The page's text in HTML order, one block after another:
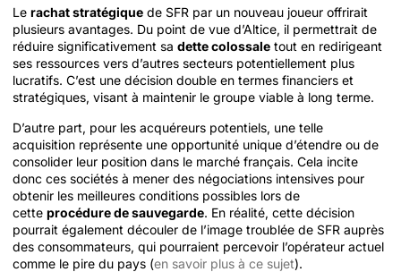
Le rachat stratégique de SFR par un nouveau joueur offrirait
plusieurs avantages. Du point de vue d’Altice, il permettrait de
réduire significativement sa dette colossale tout en redirigeant
ses ressources vers d’autres secteurs potentiellement plus
lucratifs. C’est une décision double en termes financiers et
stratégiques, visant à maintenir le groupe viable à long terme.
D’autre part, pour les acquéreurs potentiels, une telle
acquisition représente une opportunité unique d’étendre ou de
consolider leur position dans le marché français. Cela incite
donc ces sociétés à mener des négociations intensives pour
obtenir les meilleures conditions possibles lors de
cette procédure de sauvegarde. En réalité, cette décision
pourrait également découler de l’image troublée de SFR auprès
des consommateurs, qui pourraient percevoir l’opérateur actuel
comme le pire du pays (en savoir plus à ce sujet).